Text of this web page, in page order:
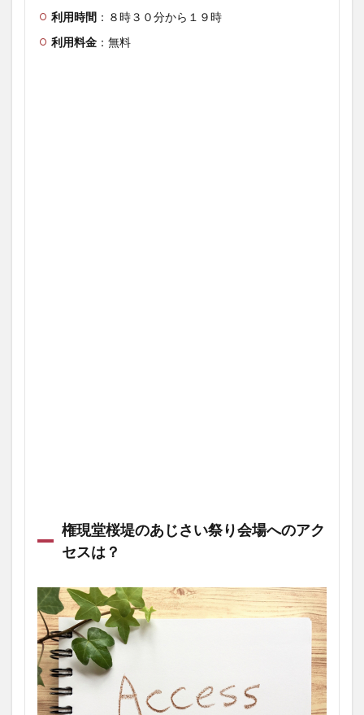
利用時間 ：８時３０分から１９時
利用料金 ：無料
権現堂桜堤のあじさい祭り会場へのアク
セスは？